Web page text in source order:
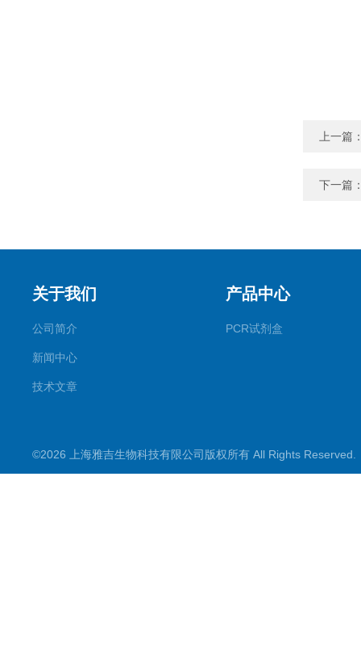
上一篇
下一篇
关于我们
公司简介
新闻中心
技术文章
产品中心
PCR试剂盒
©2026 上海雅吉生物科技有限公司版权所有 All Rights